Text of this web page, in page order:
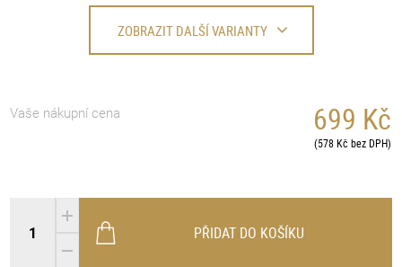
ZOBRAZIT DALŠÍ VARIANTY
Vaše nákupní cena 699 Kč
(578 Kč bez DPH)
PŘIDAT DO KOŠÍKU